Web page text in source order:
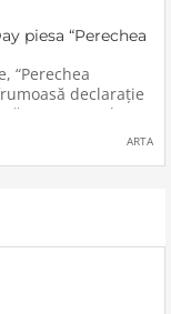
piesa “Perechea
“Perechea
declarație
parte
ARTA